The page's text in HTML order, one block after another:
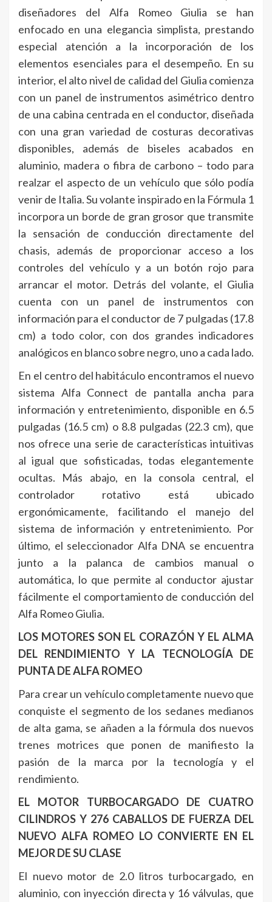
diseñadores del Alfa Romeo Giulia se han
enfocado en una elegancia simplista, prestando
especial atención a la incorporación de los
elementos esenciales para el desempeño. En su
interior, el alto nivel de calidad del Giulia comienza
con un panel de instrumentos asimétrico dentro
de una cabina centrada en el conductor, diseñada
con una gran variedad de costuras decorativas
disponibles, además de biseles acabados en
aluminio, madera o fibra de carbono – todo para
realzar el aspecto de un vehículo que sólo podía
venir de Italia. Su volante inspirado en la Fórmula 1
incorpora un borde de gran grosor que transmite
la sensación de conducción directamente del
chasis, además de proporcionar acceso a los
controles del vehículo y a un botón rojo para
arrancar el motor. Detrás del volante, el Giulia
cuenta con un panel de instrumentos con
información para el conductor de 7 pulgadas (17.8
cm) a todo color, con dos grandes indicadores
analógicos en blanco sobre negro, uno a cada lado.
En el centro del habitáculo encontramos el nuevo
sistema Alfa Connect de pantalla ancha para
información y entretenimiento, disponible en 6.5
pulgadas (16.5 cm) o 8.8 pulgadas (22.3 cm), que
nos ofrece una serie de características intuitivas
al igual que sofisticadas, todas elegantemente
ocultas. Más abajo, en la consola central, el
controlador rotativo está ubicado
ergonómicamente, facilitando el manejo del
sistema de información y entretenimiento. Por
último, el seleccionador Alfa DNA se encuentra
junto a la palanca de cambios manual o
automática, lo que permite al conductor ajustar
fácilmente el comportamiento de conducción del
Alfa Romeo Giulia.
LOS MOTORES SON EL CORAZÓN Y EL ALMA
DEL RENDIMIENTO Y LA TECNOLOGÍA DE
PUNTA DE ALFA ROMEO
Para crear un vehículo completamente nuevo que
conquiste el segmento de los sedanes medianos
de alta gama, se añaden a la fórmula dos nuevos
trenes motrices que ponen de manifiesto la
pasión de la marca por la tecnología y el
rendimiento.
EL MOTOR TURBOCARGADO DE CUATRO
CILINDROS Y 276 CABALLOS DE FUERZA DEL
NUEVO ALFA ROMEO LO CONVIERTE EN EL
MEJOR DE SU CLASE
El nuevo motor de 2.0 litros turbocargado, en
aluminio, con inyección directa y 16 válvulas, que